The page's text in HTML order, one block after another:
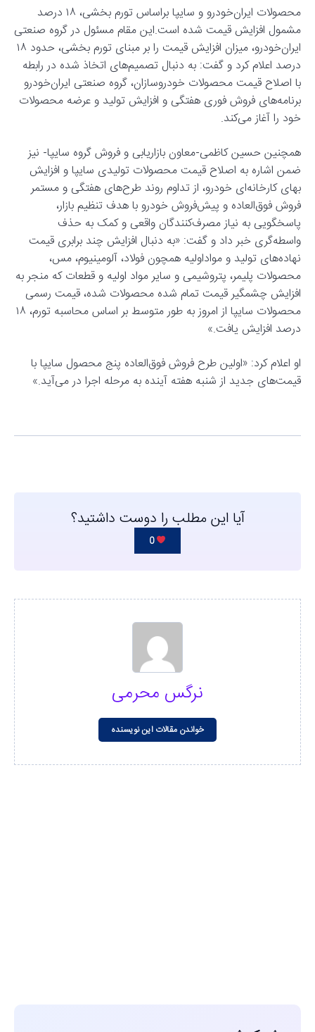
محصولات ایران‌خودرو و سایپا براساس تورم بخشی، ۱۸ درصد
مشمول افزایش قیمت شده است.این مقام مسئول در گروه صنعتی
ایران‌خودرو، میزان افزایش قیمت را بر مبنای تورم بخشی، حدود ۱۸
درصد اعلام کرد و گفت: به دنبال تصمیم‌های اتخاذ شده در رابطه
با اصلاح قیمت محصولات خودروسازان، گروه صنعتی ایران‌خودرو
برنامه‌های فروش فوری هفتگی و افزایش تولید و عرضه محصولات
خود را آغاز می‌کند.
همچنین حسین کاظمی-معاون بازاریابی و فروش گروه سایپا- نیز
ضمن اشاره به اصلاح قیمت محصولات تولیدی سایپا و افزایش
بهای کارخانه‌ای خودرو، از تداوم روند طرح‌های هفتگی و مستمر
فروش فوق‌العاده و پیش‌فروش خودرو با هدف تنظیم بازار،
پاسخگویی به نیاز مصرف‌کنندگان واقعی و کمک به حذف
واسطه‌گری خبر داد و گفت: «به‌ دنبال افزایش چند برابری قیمت
نهاده‌های تولید و مواداولیه همچون فولاد، آلومینیوم، مس،
محصولات پلیمر، پتروشیمی و سایر مواد اولیه و قطعات که منجر به
افزایش چشمگیر قیمت تمام شده محصولات شده، قیمت رسمی
محصولات سایپا از امروز به‌ طور متوسط بر اساس محاسبه تورم، ۱۸
درصد افزایش یافت.»
او اعلام کرد: «اولین طرح فروش فوق‌العاده پنج محصول سایپا با
قیمت‌های جدید از شنبه هفته آینده به مرحله اجرا در می‌آید.»
آیا این مطلب را دوست داشتید؟
0
نرگس محرمی
خواندن مقالات این نویسنده